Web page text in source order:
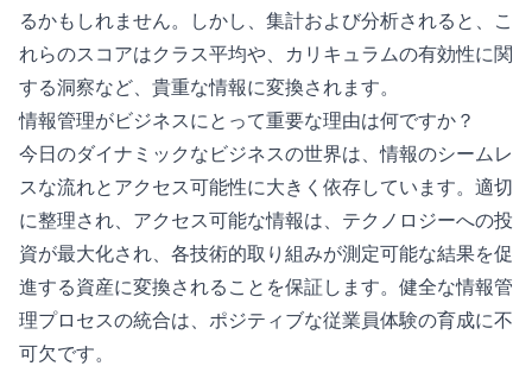
るかもしれません。しかし、集計および分析されると、こ
れらのスコアはクラス平均や、カリキュラムの有効性に関
する洞察など、貴重な情報に変換されます。
情報管理がビジネスにとって重要な理由は何ですか？
今日のダイナミックなビジネスの世界は、情報のシームレ
スな流れとアクセス可能性に大きく依存しています。適切
に整理され、アクセス可能な情報は、テクノロジーへの投
資が最大化され、各技術的取り組みが測定可能な結果を促
進する資産に変換されることを保証します。健全な情報管
理プロセスの統合は、ポジティブな従業員体験の育成に不
可欠です。